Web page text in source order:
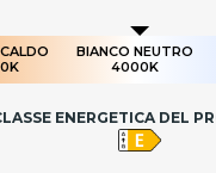
BIANCO NEUTRO
4000K
ENERGETICA DEL